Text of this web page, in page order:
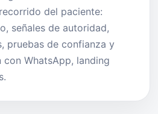
del paciente:
señales de autoridad,
pruebas de confianza y
con WhatsApp, landing